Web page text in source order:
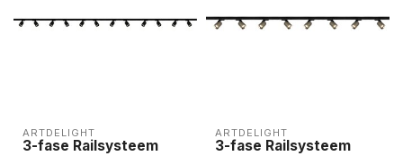
ARTDELIGHT
3-fase Railsysteem
ARTDELIGHT
3-fase Railsysteem